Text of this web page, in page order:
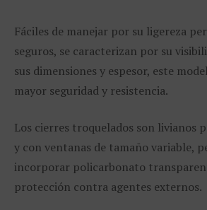
Fáciles de manejar por su ligereza
seguros, se caracterizan por su
sus dimensiones y espesor, este
mayor seguridad y resistencia.
Los cierres troquelados son livianos
y con ventanas de tamaño variable,
incorporar policarbonato
protección contra agentes externos.